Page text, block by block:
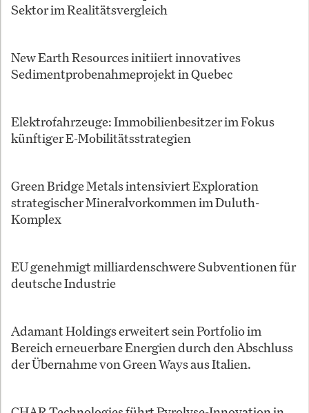
Sektor im Realitätsvergleich
New Earth Resources initiiert innovatives
Sedimentprobenahmeprojekt in Quebec
Elektrofahrzeuge: Immobilienbesitzer im Fokus
künftiger E-Mobilitätsstrategien
Green Bridge Metals intensiviert Exploration
strategischer Mineralvorkommen im Duluth-
Komplex
EU genehmigt milliardenschwere Subventionen für
deutsche Industrie
Adamant Holdings erweitert sein Portfolio im
Bereich erneuerbare Energien durch den Abschluss
der Übernahme von Green Ways aus Italien.